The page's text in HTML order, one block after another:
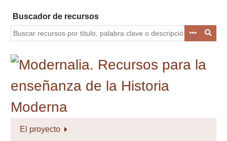
contenido
principal
Buscador de recursos
El proyecto